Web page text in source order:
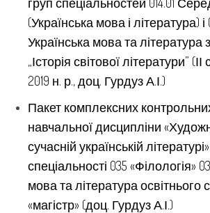
(Українська мова і література) і
Українська мова та література
„Історія світової літератури”
2019 н. р., доц. Гурдуз А.І.)
Пакет комплексних
навчальної дисципліни
сучасній українській
спеціальності 035 «Філологія»
мова та література освітнього
«магістр» (доц. Гурдуз А.І.)